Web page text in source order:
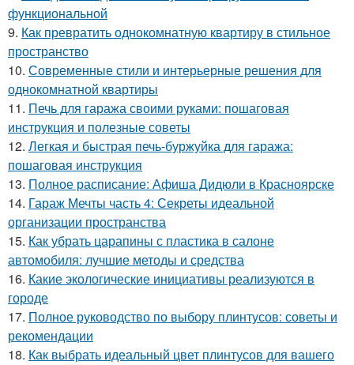
функциональной
9. Как превратить однокомнатную квартиру в стильное
пространство
10. Современные стили и интерьерные решения для
однокомнатной квартиры
11. Печь для гаража своими руками: пошаговая
инструкция и полезные советы
12. Легкая и быстрая печь-буржуйка для гаража:
пошаговая инструкция
13. Полное расписание: Афиша Дидюли в Красноярске
14. Гараж Мечты часть 4: Секреты идеальной
организации пространства
15. Как убрать царапины с пластика в салоне
автомобиля: лучшие методы и средства
16. Какие экологические инициативы реализуются в
городе
17. Полное руководство по выбору плинтусов: советы и
рекомендации
18. Как выбрать идеальный цвет плинтусов для вашего